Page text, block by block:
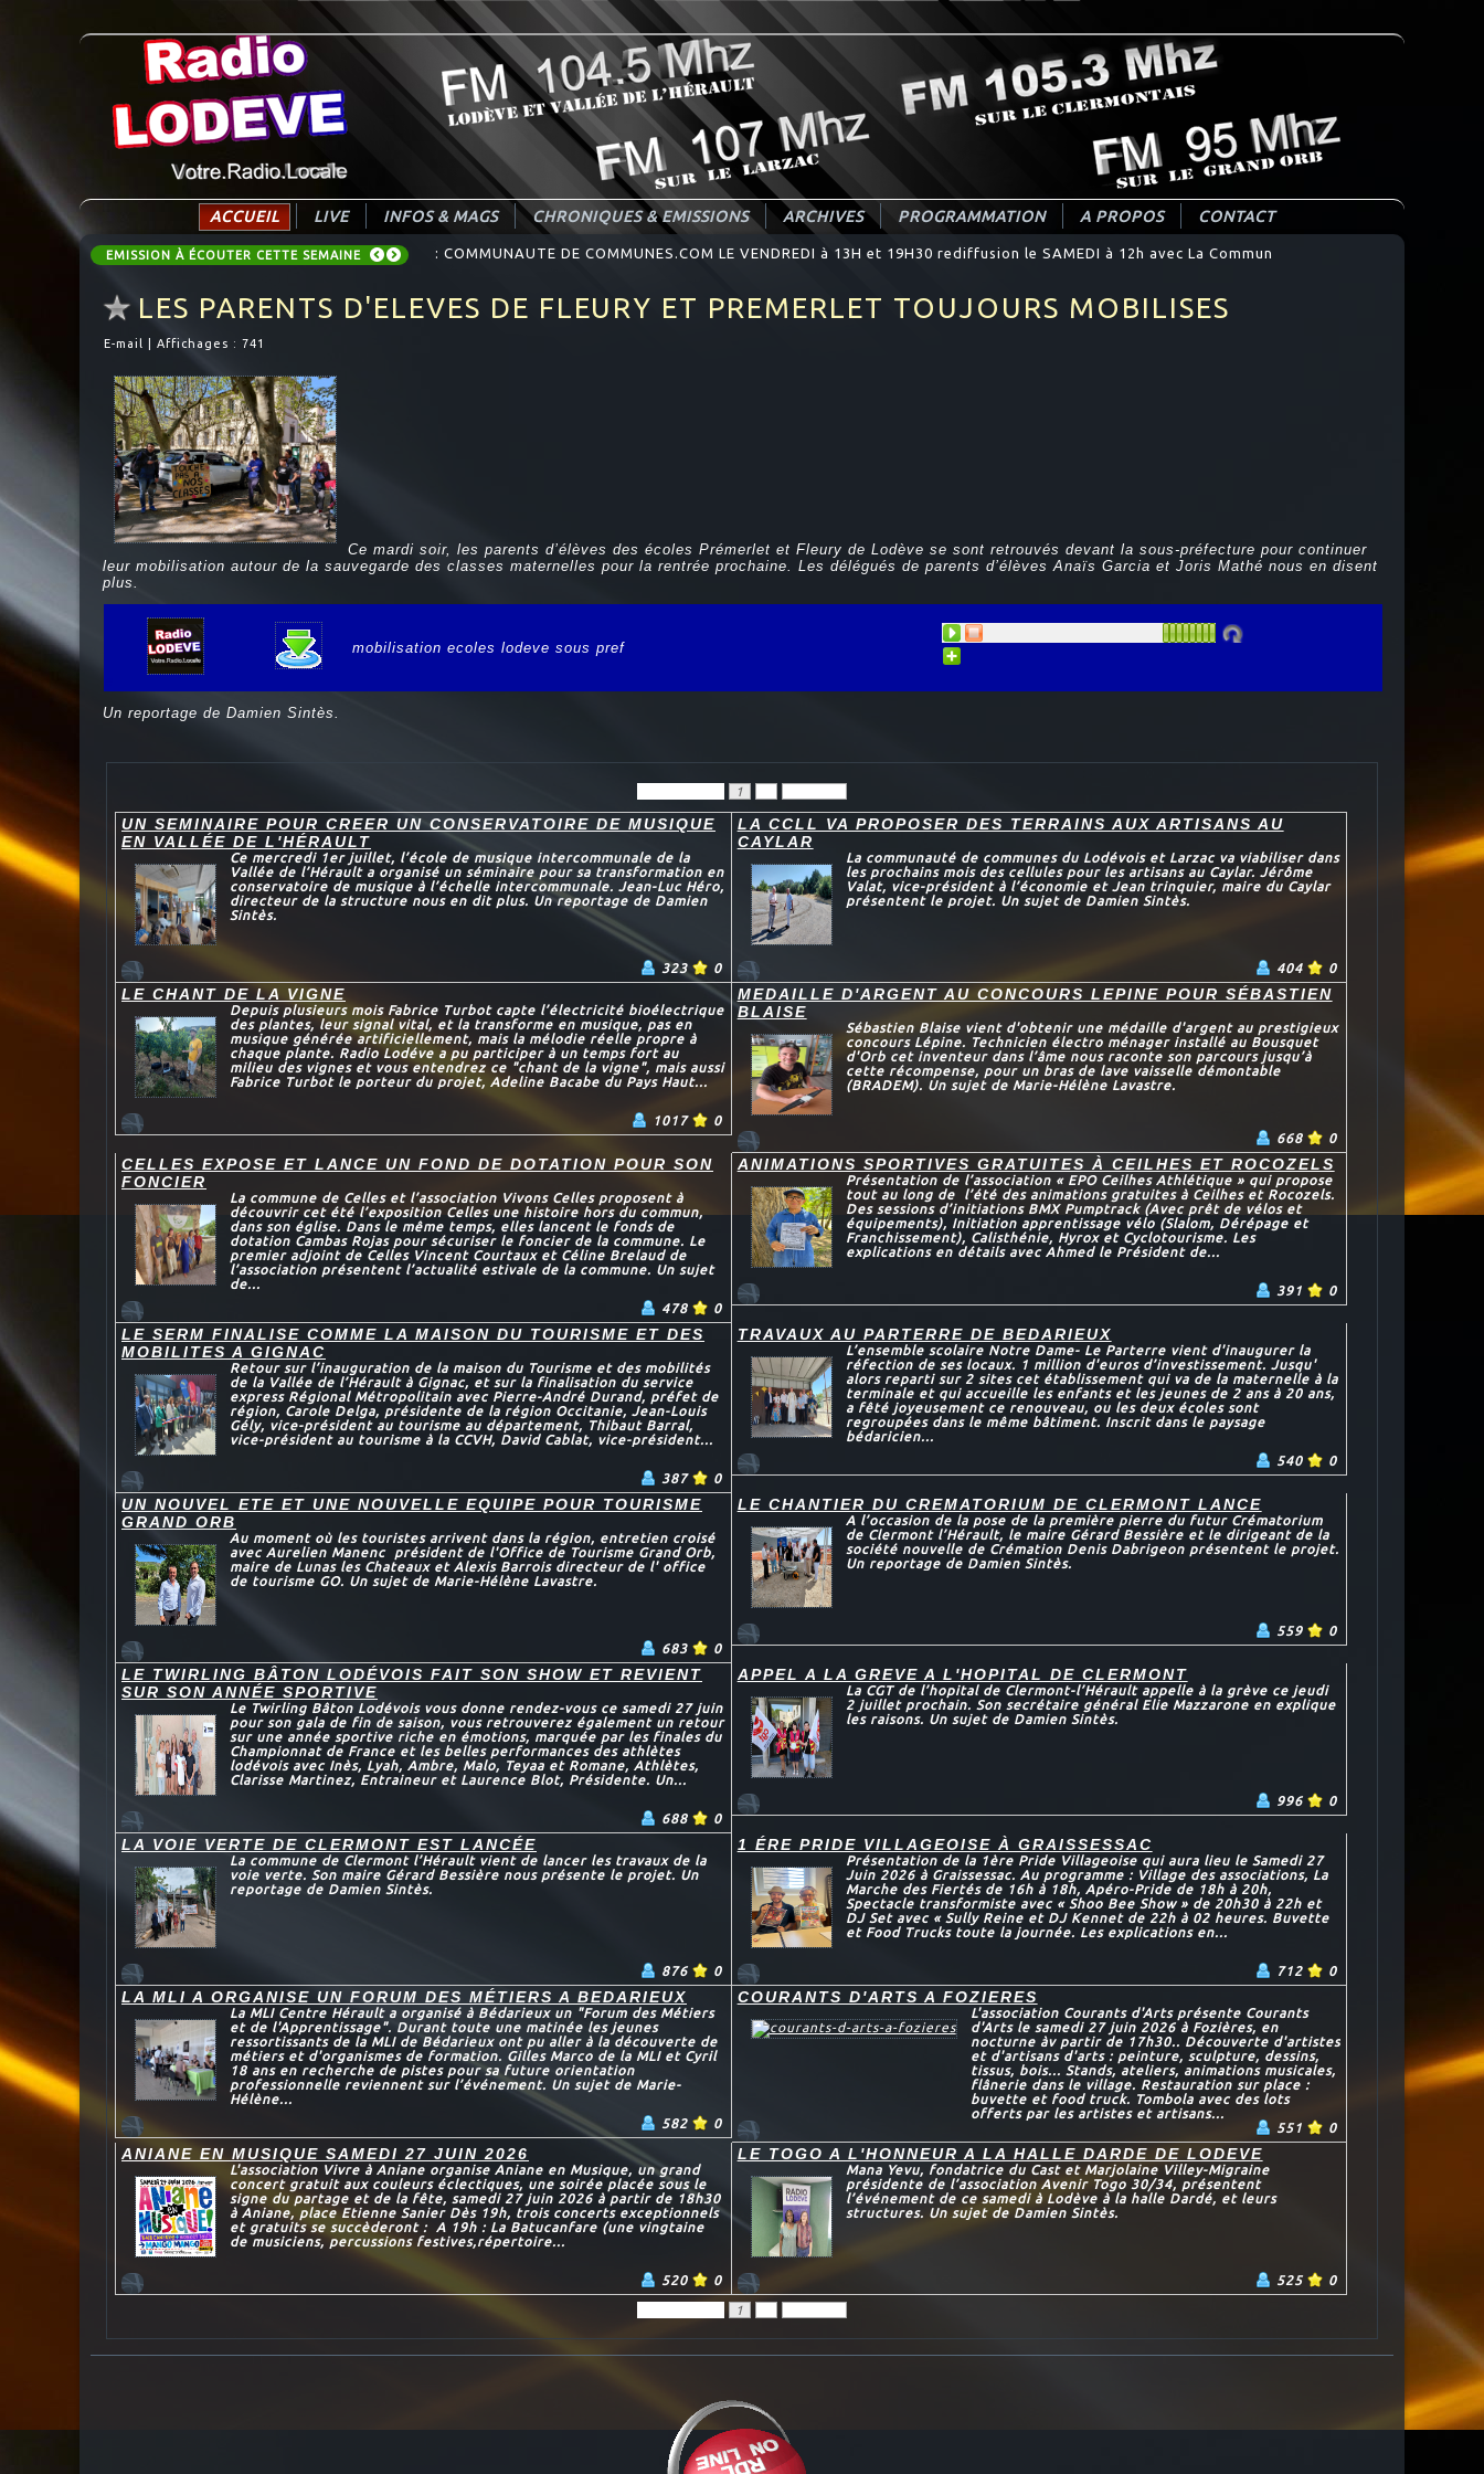
ACCUEIL LIVE INFOS & MAGS CHRONIQUES & EMISSIONS ARCHIVES PROGRAMMATION A PROPOS CONTACT
EMISSION À ÉCOUTER CETTE SEMAINE : COMMUNAUTE DE COMMUNES.COM LE VENDREDI à 13H et 19H30 rediffusion le SAMEDI à 12h avec La Commun
: Chronique Littéraire proposée par CHRISTINE MOMO "MOSAIQUE"le MARDI à 12h40 et
LES PARENTS D'ELEVES DE FLEURY ET PREMERLET TOUJOURS MOBILISES
E-mail Affichages : 741
Ce mardi soir, les parents d’élèves des écoles Prémerlet et Fleury de Lodève se sont retrouvés devant la sous-préfecture pour continuer
leur mobilisation autour de la sauvegarde des classes maternelles pour la rentrée prochaine. Les délégués de parents d’élèves Anaïs Garcia et Joris Mathé nous en disent
plus.
mobilisation ecoles lodeve sous pref
Un reportage de Damien Sintès.
1
UN SEMINAIRE POUR CREER UN CONSERVATOIRE DE MUSIQUE
EN VALLÉE DE L'HÉRAULT
Ce mercredi 1er juillet, l’école de musique intercommunale de la
Vallée de l’Hérault a organisé un séminaire pour sa transformation en
conservatoire de musique à l’échelle intercommunale. Jean-Luc Héro,
directeur de la structure nous en dit plus. Un reportage de Damien
Sintès.
323 0
LA CCLL VA PROPOSER DES TERRAINS AUX ARTISANS AU
CAYLAR
La communauté de communes du Lodévois et Larzac va viabiliser dans
les prochains mois des cellules pour les artisans au Caylar. Jérôme
Valat, vice-président à l’économie et Jean trinquier, maire du Caylar
présentent le projet. Un sujet de Damien Sintès.
404 0
LE CHANT DE LA VIGNE
Depuis plusieurs mois Fabrice Turbot capte l’électricité bioélectrique
des plantes, leur signal vital, et la transforme en musique, pas en
musique générée artificiellement, mais la mélodie réelle propre à
chaque plante. Radio Lodéve a pu participer à un temps fort au
milieu des vignes et vous entendrez ce "chant de la vigne", mais aussi
Fabrice Turbot le porteur du projet, Adeline Bacabe du Pays Haut...
1017 0
MEDAILLE D'ARGENT AU CONCOURS LEPINE POUR SÉBASTIEN
BLAISE
Sébastien Blaise vient d'obtenir une médaille d'argent au prestigieux
concours Lépine. Technicien électro ménager installé au Bousquet
d'Orb cet inventeur dans l’âme nous raconte son parcours jusqu’à
cette récompense, pour un bras de lave vaisselle démontable
(BRADEM). Un sujet de Marie-Hélène Lavastre.
668 0
CELLES EXPOSE ET LANCE UN FOND DE DOTATION POUR SON
FONCIER
La commune de Celles et l’association Vivons Celles proposent à
découvrir cet été l’exposition Celles une histoire hors du commun,
dans son église. Dans le même temps, elles lancent le fonds de
dotation Cambas Rojas pour sécuriser le foncier de la commune. Le
premier adjoint de Celles Vincent Courtaux et Céline Brelaud de
l’association présentent l’actualité estivale de la commune. Un sujet
de...
478
0
ANIMATIONS SPORTIVES GRATUITES À CEILHES ET ROCOZELS
Présentation de l’association « EPO Ceilhes Athlétique » qui propose
tout au long de l’été des animations gratuites à Ceilhes et Rocozels.
Des sessions d’initiations BMX Pumptrack (Avec prêt de vélos et
équipements), Initiation apprentissage vélo (Slalom, Dérépage et
Franchissement), Calisthénie, Hyrox et Cyclotourisme. Les
explications en détails avec Ahmed le Président de...
391 0
LE SERM FINALISE COMME LA MAISON DU TOURISME ET DES
MOBILITES A GIGNAC
Retour sur l’inauguration de la maison du Tourisme et des mobilités
de la Vallée de l’Hérault à Gignac, et sur la finalisation du service
express Régional Métropolitain avec Pierre-André Durand, préfet de
région, Carole Delga, présidente de la région Occitanie, Jean-Louis
Gély, vice-président au tourisme au département, Thibaut Barral,
vice-président au tourisme à la CCVH, David Cablat, vice-président...
387 0
TRAVAUX AU PARTERRE DE BEDARIEUX
L’ensemble scolaire Notre Dame- Le Parterre vient d'inaugurer la
réfection de ses locaux. 1 million d'euros d’investissement. Jusqu'
alors reparti sur 2 sites cet établissement qui va de la maternelle à la
terminale et qui accueille les enfants et les jeunes de 2 ans à 20 ans,
a fêté joyeusement ce renouveau, ou les deux écoles sont
regroupées dans le même bâtiment. Inscrit dans le paysage
bédaricien...
540
0
UN NOUVEL ETE ET UNE NOUVELLE EQUIPE POUR TOURISME
GRAND ORB
Au moment où les touristes arrivent dans la région, entretien croisé
avec Aurelien Manenc président de l'Office de Tourisme Grand Orb,
maire de Lunas les Chateaux et Alexis Barrois directeur de l' office
de tourisme GO. Un sujet de Marie-Hélène Lavastre.
683 0
LE CHANTIER DU CREMATORIUM DE CLERMONT LANCE
A l’occasion de la pose de la première pierre du futur Crématorium
de Clermont l’Hérault, le maire Gérard Bessière et le dirigeant de la
société nouvelle de Crémation Denis Dabrigeon présentent le projet.
Un reportage de Damien Sintès.
559 0
LE TWIRLING BÂTON LODÉVOIS FAIT SON SHOW ET REVIENT
SUR SON ANNÉE SPORTIVE
Le Twirling Bâton Lodévois vous donne rendez-vous ce samedi 27 juin
pour son gala de fin de saison, vous retrouverez également un retour
sur une année sportive riche en émotions, marquée par les finales du
Championnat de France et les belles performances des athlètes
lodévois avec Inès, Lyah, Ambre, Malo, Teyaa et Romane, Athlètes,
Clarisse Martinez, Entraineur et Laurence Blot, Présidente. Un...
688 0
APPEL A LA GREVE A L'HOPITAL DE CLERMONT
La CGT de l’hopital de Clermont-l’Hérault appelle à la grève ce jeudi
2 juillet prochain. Son secrétaire général Elie Mazzarone en explique
les raisons. Un sujet de Damien Sintès.
996 0
LA VOIE VERTE DE CLERMONT EST LANCÉE
La commune de Clermont l’Hérault vient de lancer les travaux de la
voie verte. Son maire Gérard Bessière nous présente le projet. Un
reportage de Damien Sintès.
876 0
1 ÉRE PRIDE VILLAGEOISE À GRAISSESSAC
Présentation de la 1ère Pride Villageoise qui aura lieu le Samedi 27
Juin 2026 à Graissessac. Au programme : Village des associations, La
Marche des Fiertés de 16h à 18h, Apéro-Pride de 18h à 20h,
Spectacle transformiste avec « Shoo Bee Show » de 20h30 à 22h et
DJ Set avec « Sully Reine et DJ Kennet de 22h à 02 heures. Buvette
et Food Trucks toute la journée. Les explications en...
712 0
LA MLI A ORGANISE UN FORUM DES MÉTIERS A BEDARIEUX
La MLI Centre Hérault a organisé à Bédarieux un "Forum des Métiers
et de l'Apprentissage". Durant toute une matinée les jeunes
ressortissants de la MLI de Bédarieux ont pu aller à la découverte de
métiers et d'organismes de formation. Gilles Marco de la MLI et Cyril
18 ans en recherche de pistes pour sa future orientation
professionnelle reviennent sur l’événement. Un sujet de Marie-
Hélène...
582
0
COURANTS D'ARTS A FOZIERES
L'association Courants d'Arts présente Courants
d'Arts le samedi 27 juin 2026 à Fozières, en
nocturne àv partir de 17h30.. Découverte d'artistes
et d'artisans d'arts : peinture, sculpture, dessins,
tissus, bois... Stands, ateliers, animations musicales,
flânerie dans le village. Restauration sur place :
buvette et food truck. Tombola avec des lots
offerts par les artistes et artisans...
551
0
ANIANE EN MUSIQUE SAMEDI 27 JUIN 2026
L'association Vivre à Aniane organise Aniane en Musique, un grand
concert gratuit aux couleurs éclectiques, une soirée placée sous le
signe du partage et de la fête, samedi 27 juin 2026 à partir de 18h30
à Aniane, place Etienne Sanier Dès 19h, trois concerts exceptionnels
et gratuits se succèderont : A 19h : La Batucanfare (une vingtaine
de musiciens, percussions festives,répertoire...
520 0
LE TOGO A L'HONNEUR A LA HALLE DARDE DE LODEVE
Mana Yevu, fondatrice du Cast et Marjolaine Villey-Migraine
présidente de l’association Avenir Togo 30/34, présentent
l’événement de ce samedi à Lodève à la halle Dardé, et leurs
structures. Un sujet de Damien Sintès.
525 0
1